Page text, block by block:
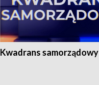
Kwadrans samorządowy